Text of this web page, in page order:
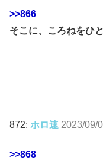
>>866
そこに、ころねをひ
872: ホロ速 2023/09/
>>868